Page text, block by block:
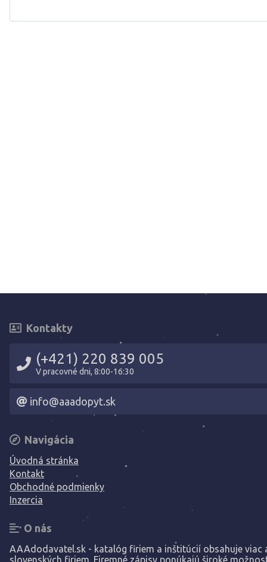
Kontakty
(+421) 220 839 005
V pracovné dni, 8:00-16:30
info@aaadopyt.sk
Navigácia
Úvodná stránka
Kontakt
Obchodné podmienky
Inzercia
O nás
AAAdodavatel.sk - katalóg firiem a inštitúcií obsahuje viac
slovenských firiem. Firemné zápisy ponúkajú široké